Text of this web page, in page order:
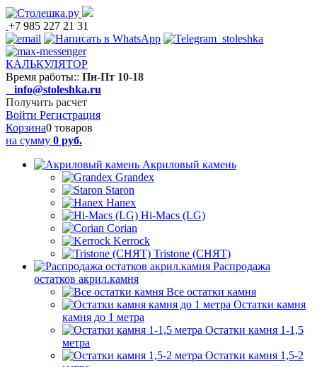
+7 985 227 21 31
КАЛЬКУЛЯТОР
Время работы:: Пн-Пт 10-18
info@stoleshka.ru
Получить расчет
Войти Регистрация
Корзина0 товаров
на сумму 0 руб.
Акриловый камень
Grandex
Staron
Hanex
Hi-Macs (LG)
Corian
Kerrock
Tristone (СНЯТ)
Распродажа
остатков акрил.камня
Все остатки камня
Остатки камня
камня до 1 метра
Остатки камня 1-1,5
метра
Остатки камня 1,5-2